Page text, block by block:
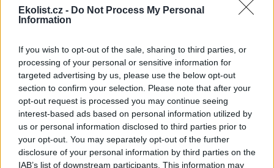
Ekolist.cz - Do Not Process My Personal
Information
If you wish to opt-out of the sale, sharing to third parties, or
processing of your personal or sensitive information for
targeted advertising by us, please use the below opt-out
section to confirm your selection. Please note that after your
opt-out request is processed you may continue seeing
interest-based ads based on personal information utilized by
us or personal information disclosed to third parties prior to
your opt-out. You may separately opt-out of the further
disclosure of your personal information by third parties on the
IAB’s list of downstream participants. This information may
Rekordní návštěvnost mají v
Olomoucku, které
návštěvníkům poskytují aspoň
dočasnou úlevu od úmorného vedra. Zatímco na zemském
povrchu teplota kvůli přílivu horkého vzduchu výrazně překračuje
hranici 30 stupňů Celsia, v chladných chodbách a dómech
Mladečských jeskyní se celoročně pohybuje kolem deseti stupňů
Celsia. Lidé proto při plánování letního výletu často volí právě
Zubří stádo v olomoucké zoo se rozrostlo o dvě